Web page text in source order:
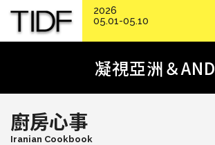
凝視亞洲＆AND
廚房心事
Iranian Cookbook
2026
05.01-05.10